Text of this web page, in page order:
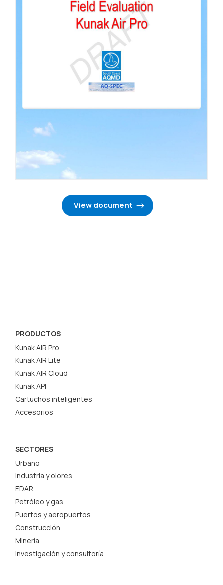
View document
PRODUCTOS
Kunak AIR Pro
Kunak AIR Lite
Kunak AIR Cloud
Kunak API
Cartuchos inteligentes
Accesorios
SECTORES
Urbano
Industria y olores
EDAR
Petróleo y gas
Puertos y aeropuertos
Construcción
Minería
Investigación y consultoría